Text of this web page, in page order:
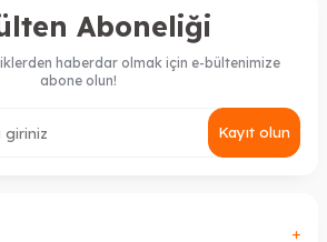
Aboneliği
haberdar olmak için e-bültenimize
abone olun!
Kayıt olun